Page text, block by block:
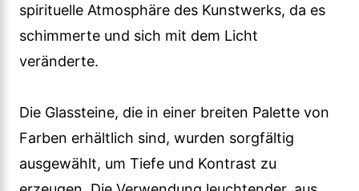
spirituelle Atmosphäre des Kunstwerks, da es
schimmerte und sich mit dem Licht
veränderte.
Die Glassteine, die in einer breiten Palette von
Farben erhältlich sind, wurden sorgfältig
ausgewählt, um Tiefe und Kontrast zu